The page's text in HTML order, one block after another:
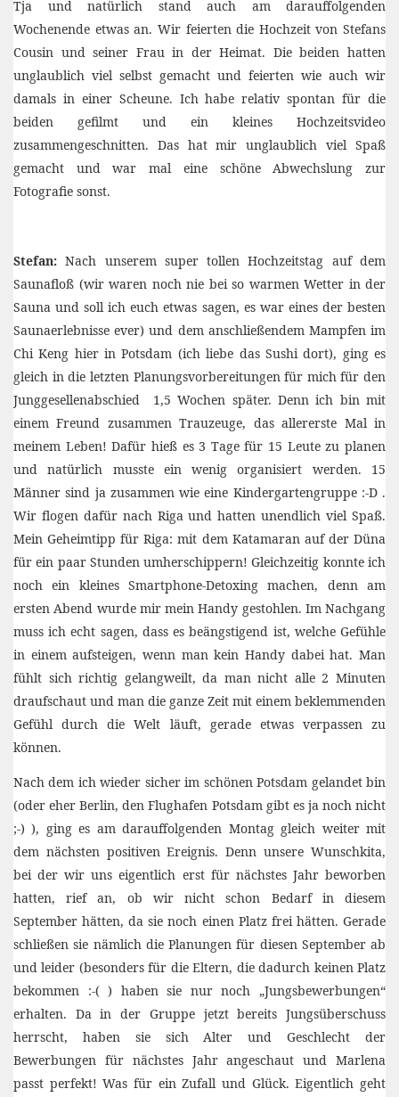
Tja und natürlich stand auch am darauffolgenden
Wochenende etwas an. Wir feierten die Hochzeit von Stefans
Cousin und seiner Frau in der Heimat. Die beiden hatten
unglaublich viel selbst gemacht und feierten wie auch wir
damals in einer Scheune. Ich habe relativ spontan für die
beiden gefilmt und ein kleines Hochzeitsvideo
zusammengeschnitten. Das hat mir unglaublich viel Spaß
gemacht und war mal eine schöne Abwechslung zur
Fotografie sonst.
Stefan: Nach unserem super tollen Hochzeitstag auf dem
Saunafloß (wir waren noch nie bei so warmen Wetter in der
Sauna und soll ich euch etwas sagen, es war eines der besten
Saunaerlebnisse ever) und dem anschließendem Mampfen im
Chi Keng hier in Potsdam (ich liebe das Sushi dort), ging es
gleich in die letzten Planungsvorbereitungen für mich für den
Junggesellenabschied 1,5 Wochen später. Denn ich bin mit
einem Freund zusammen Trauzeuge, das allererste Mal in
meinem Leben! Dafür hieß es 3 Tage für 15 Leute zu planen
und natürlich musste ein wenig organisiert werden. 15
Männer sind ja zusammen wie eine Kindergartengruppe :-D .
Wir flogen dafür nach Riga und hatten unendlich viel Spaß.
Mein Geheimtipp für Riga: mit dem Katamaran auf der Düna
für ein paar Stunden umherschippern! Gleichzeitig konnte ich
noch ein kleines Smartphone-Detoxing machen, denn am
ersten Abend wurde mir mein Handy gestohlen. Im Nachgang
muss ich echt sagen, dass es beängstigend ist, welche Gefühle
in einem aufsteigen, wenn man kein Handy dabei hat. Man
fühlt sich richtig gelangweilt, da man nicht alle 2 Minuten
draufschaut und man die ganze Zeit mit einem beklemmenden
Gefühl durch die Welt läuft, gerade etwas verpassen zu
können.
Nach dem ich wieder sicher im schönen Potsdam gelandet bin
(oder eher Berlin, den Flughafen Potsdam gibt es ja noch nicht
;-) ), ging es am darauffolgenden Montag gleich weiter mit
dem nächsten positiven Ereignis. Denn unsere Wunschkita,
bei der wir uns eigentlich erst für nächstes Jahr beworben
hatten, rief an, ob wir nicht schon Bedarf in diesem
September hätten, da sie noch einen Platz frei hätten. Gerade
schließen sie nämlich die Planungen für diesen September ab
und leider (besonders für die Eltern, die dadurch keinen Platz
bekommen :-( ) haben sie nur noch „Jungsbewerbungen“
erhalten. Da in der Gruppe jetzt bereits Jungsüberschuss
herrscht, haben sie sich Alter und Geschlecht der
Bewerbungen für nächstes Jahr angeschaut und Marlena
passt perfekt! Was für ein Zufall und Glück. Eigentlich geht